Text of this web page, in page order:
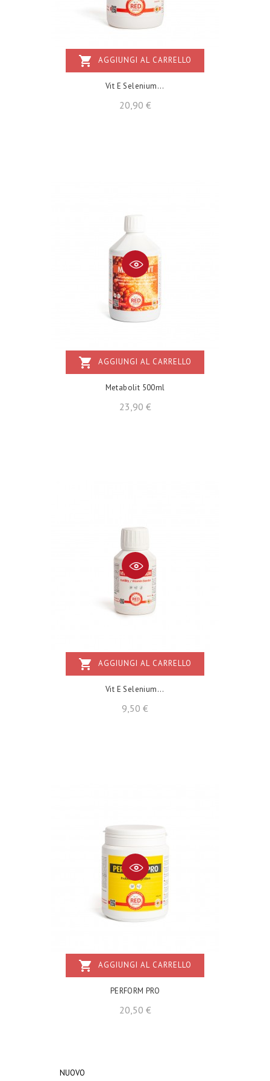
shopping_cart AGGIUNGI AL CARRELLO
Vit E Selenium...
20,90 €Prezzo
shopping_cart AGGIUNGI AL CARRELLO
Metabolit 500ml
23,90 €Prezzo
shopping_cart AGGIUNGI AL CARRELLO
Vit E Selenium...
9,50 €
shopping_cart AGGIUNGI AL CARRELLO
PERFORM PRO
20,50 €Prezzo
NUOVO